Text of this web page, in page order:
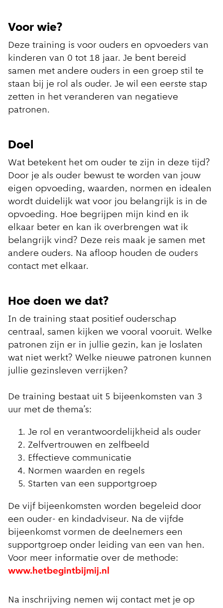
Voor wie?
Deze training is voor ouders en opvoeders van
kinderen van 0 tot 18 jaar. Je bent bereid
samen met andere ouders in een groep stil te
staan bij je rol als ouder. Je wil een eerste stap
zetten in het veranderen van negatieve
patronen.
Doel
Wat betekent het om ouder te zijn in deze tijd?
Door je als ouder bewust te worden van jouw
eigen opvoeding, waarden, normen en idealen
wordt duidelijk wat voor jou belangrijk is in de
opvoeding. Hoe begrijpen mijn kind en ik
elkaar beter en kan ik overbrengen wat ik
belangrijk vind? Deze reis maak je samen met
andere ouders. Na afloop houden de ouders
contact met elkaar.
Hoe doen we dat?
In de training staat positief ouderschap
centraal, samen kijken we vooral vooruit. Welke
patronen zijn er in jullie gezin, kan je loslaten
wat niet werkt? Welke nieuwe patronen kunnen
jullie gezinsleven verrijken?
De training bestaat uit 5 bijeenkomsten van 3
uur met de thema’s:
Je rol en verantwoordelijkheid als ouder
Zelfvertrouwen en zelfbeeld
Effectieve communicatie
Normen waarden en regels
Starten van een supportgroep
De vijf bijeenkomsten worden begeleid door
een ouder- en kindadviseur. Na de vijfde
bijeenkomst vormen de deelnemers een
supportgroep onder leiding van een van hen.
Voor meer informatie over de methode:
www.hetbegintbijmij.nl
Na inschrijving nemen wij contact met je op